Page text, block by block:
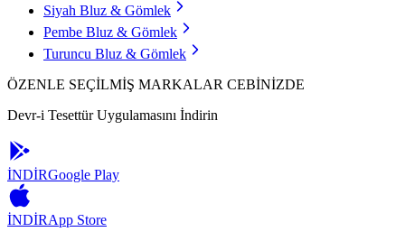
Siyah Bluz & Gömlek
Pembe Bluz & Gömlek
Turuncu Bluz & Gömlek
ÖZENLE SEÇİLMİŞ MARKALAR CEBİNİZDE
Devr-i Tesettür Uygulamasını İndirin
İNDİRGoogle Play
İNDİRApp Store